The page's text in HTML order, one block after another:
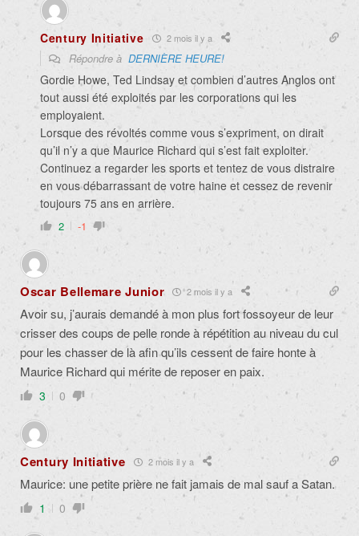
Century Initiative 2 mois il y a
Répondre à DERNIÈRE HEURE!
Gordie Howe, Ted Lindsay et combien d’autres Anglos ont
tout aussi été exploités par les corporations qui les
employaient.
Lorsque des révoltés comme vous s’expriment, on dirait
qu’il n’y a que Maurice Richard qui s’est fait exploiter.
Continuez a regarder les sports et tentez de vous distraire
en vous débarrassant de votre haine et cessez de revenir
toujours 75 ans en arrière.
2 -1
Oscar Bellemare Junior 2 mois il y a
Avoir su, j’aurais demandé à mon plus fort fossoyeur de leur
crisser des coups de pelle ronde à répétition au niveau du cul
pour les chasser de là afin qu’ils cessent de faire honte à
Maurice Richard qui mérite de reposer en paix.
3 0
Century Initiative 2 mois il y a
Maurice: une petite prière ne fait jamais de mal sauf a Satan.
1 0